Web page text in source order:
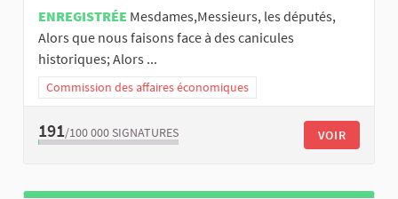
ENREGISTRÉE Mesdames,Messieurs, les députés,
Alors que nous faisons face à des canicules
historiques; Alors ...
Commission des affaires économiques
191/100 000 SIGNATURES VOIR